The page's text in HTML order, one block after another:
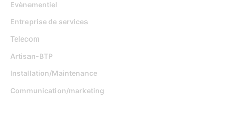
Evènementiel
Entreprise de services
Telecom
Artisan-BTP
Installation/Maintenance
Communication/marketing